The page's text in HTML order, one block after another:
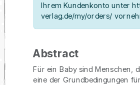
Ihrem Kundenkonto unter
verlag.de/my/orders/
Abstract
Für ein Baby sind Menschen,
eine der Grundbedingungen